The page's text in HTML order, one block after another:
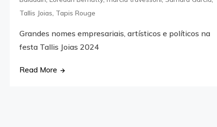
Tallis Joias Tapis Rouge
Grandes nomes empresariais, artísticos e políticos na
festa Tallis Joias 2024
Read More